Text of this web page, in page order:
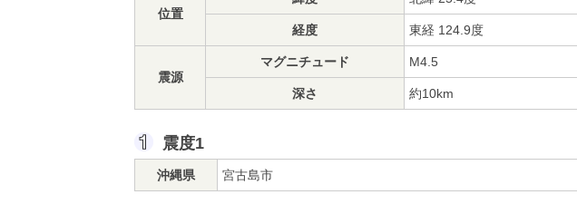
位置
経度 東経 124.9度
震源
マグニチュード M4.5
深さ 約10km
震度1
沖縄県 宮古島市